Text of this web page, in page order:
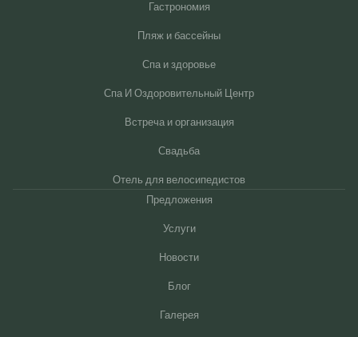
Гастрономия
Пляж и бассейны
Спа и здоровье
Спа И Оздоровительный Центр
Встреча и организация
Свадьба
Отель для велосипедистов
Предложения
Услуги
Новости
Блог
Галерея